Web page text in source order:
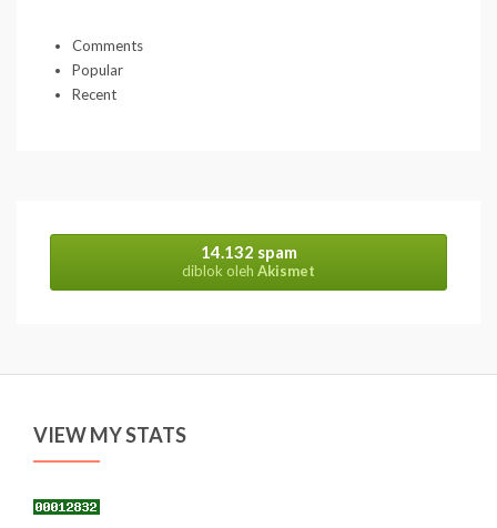
s
Comments
Popular
Recent
14.132 spam
diblok oleh Akismet
VIEW MY STATS